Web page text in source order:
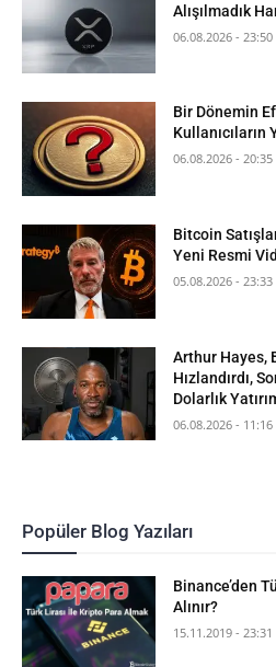
Alışılmadık
06.08.2026 - 23:50
Bir Dönemin
Kullanıcıların
06.08.2026 - 20:35
Bitcoin
Yeni Resmi
05.08.2026 - 23:33
Arthur Hayes,
Hızlandırdı,
Dolarlık
06.08.2026 - 11:16
Popüler Blog Yazıları
Binance’den
Alınır?
15.11.2019 - 23:31